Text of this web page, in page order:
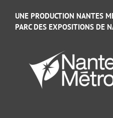
UNE PRODUCTION NANTES
PARC DES EXPOSITIONS DE